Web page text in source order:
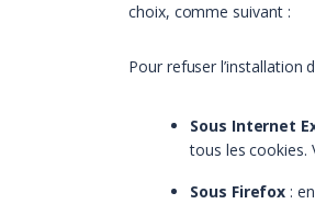
choix, comme suivant :
Pour refuser l’installation
Sous Internet
tous les cookies.
Sous Firefox :